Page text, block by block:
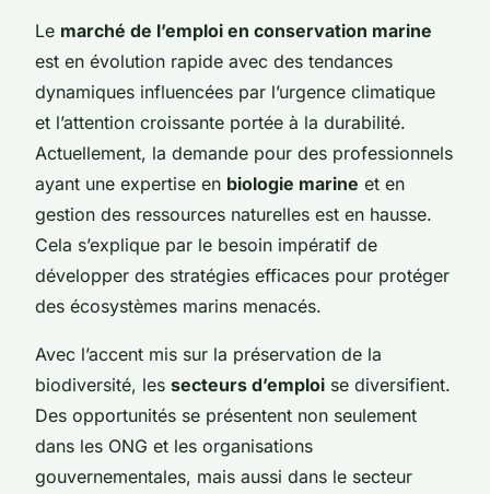
Le marché de l’emploi en conservation marine
est en évolution rapide avec des tendances
dynamiques influencées par l’urgence climatique
et l’attention croissante portée à la durabilité.
Actuellement, la demande pour des professionnels
ayant une expertise en biologie marine et en
gestion des ressources naturelles est en hausse.
Cela s’explique par le besoin impératif de
développer des stratégies efficaces pour protéger
des écosystèmes marins menacés.
Avec l’accent mis sur la préservation de la
biodiversité, les secteurs d’emploi se diversifient.
Des opportunités se présentent non seulement
dans les ONG et les organisations
gouvernementales, mais aussi dans le secteur